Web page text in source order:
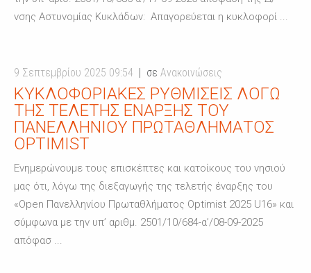
νσης Αστυνομίας Κυκλάδων: Απαγορεύεται η κυκλοφορί ...
9 Σεπτεμβρίου 2025 09:54 σε Ανακοινώσεις
ΚΥΚΛΟΦΟΡΙΑΚΈΣ ΡΥΘΜΊΣΕΙΣ ΛΌΓΩ
ΤΗΣ ΤΕΛΕΤΉΣ ΈΝΑΡΞΗΣ ΤΟΥ
ΠΑΝΕΛΛΗΝΊΟΥ ΠΡΩΤΑΘΛΉΜΑΤΟΣ
OPTIMIST
Ενημερώνουμε τους επισκέπτες και κατοίκους του νησιού
μας ότι, λόγω της διεξαγωγής της τελετής έναρξης του
«Open Πανελληνίου Πρωταθλήματος Optimist 2025 U16» και
σύμφωνα με την υπ’ αριθμ. 2501/10/684-α’/08-09-2025
απόφασ ...